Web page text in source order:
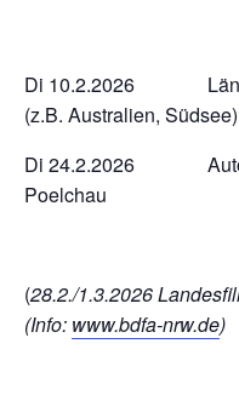
Di 10.2.2026
(z.B. Australien, Südsee)
Di 24.2.2026
Poelchau
(28.2./1.3.2026
(Info: www.bdfa-nrw.de)